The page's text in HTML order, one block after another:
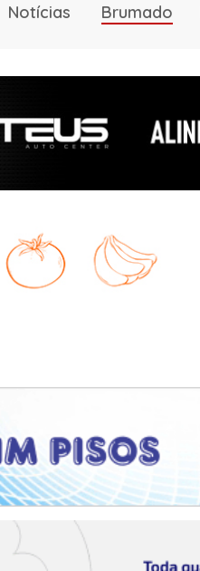
Notícias Brumado